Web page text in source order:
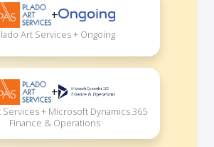
+
Art Services + Ongoing
+
Services + Microsoft Dynamics 365
Finance & Operations